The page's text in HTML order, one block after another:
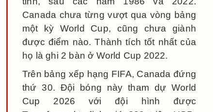
Canada chưa từng vượt qua vòng bảng
một kỳ World Cup, cũng chưa giành
được điểm nào. Thành tích tốt nhất của
họ là ghi 2 bàn ở World Cup 2022.
Trên bảng xếp hạng FIFA, Canada đứng
thứ 30. Đội bóng này tham dự World
Cup 2026 với đội hình được